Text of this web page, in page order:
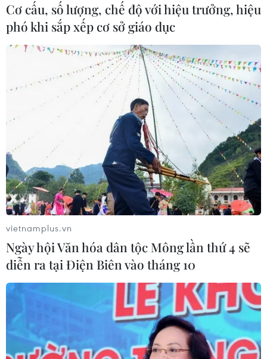
Cơ cấu, số lượng, chế độ với hiệu trưởng, hiệu
phó khi sắp xếp cơ sở giáo dục
vietnamplus.vn
Ngày hội Văn hóa dân tộc Mông lần thứ 4 sẽ
diễn ra tại Điện Biên vào tháng 10